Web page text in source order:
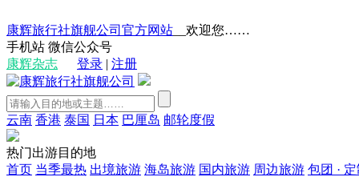
康辉旅行社旗舰公司官方网站 __欢迎您……
手机站 微信公众号
康辉杂志
登录 | 注册
云南 香港 泰国 日本 巴厘岛 邮轮度假
热门出游目的地
首页 当季最热 出境旅游 海岛旅游 国内旅游 周边旅游 包团 ·